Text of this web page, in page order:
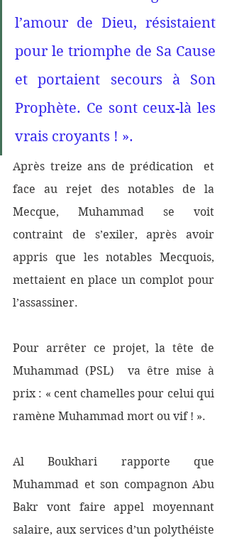
l’amour de Dieu, résistaient
pour le triomphe de Sa Cause
et portaient secours à Son
Prophète. Ce sont ceux-là les
vrais croyants ! ».
Après treize ans de prédication  et
face au rejet des notables de la
Mecque, Muhammad se voit
contraint de s’exiler, après avoir
appris que les notables Mecquois,
mettaient en place un complot pour
l’assassiner.
Pour arrêter ce projet, la tête de
Muhammad (PSL)  va être mise à
prix : « cent chamelles pour celui qui
ramène Muhammad mort ou vif ! ».
Al Boukhari rapporte que
Muhammad et son compagnon Abu
Bakr vont faire appel moyennant
salaire, aux services d’un polythéiste